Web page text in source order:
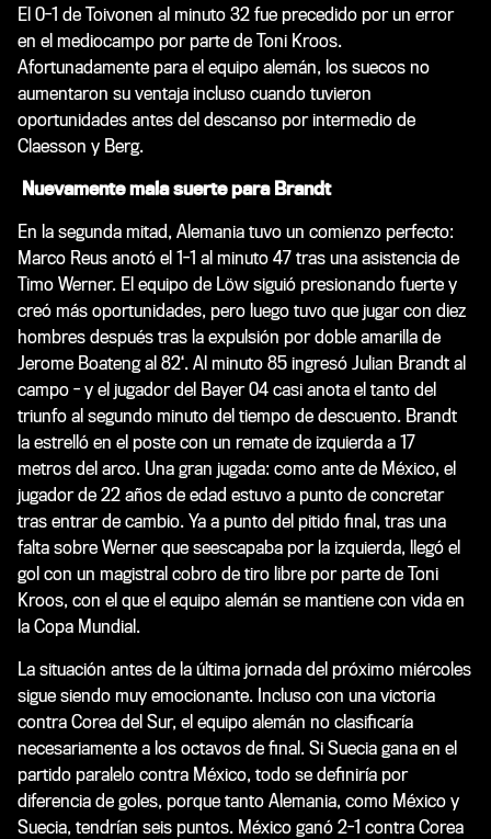
El 0-1 de Toivonen al minuto 32 fue precedido por un error
en el mediocampo por parte de Toni Kroos.
Afortunadamente para el equipo alemán, los suecos no
aumentaron su ventaja incluso cuando tuvieron
oportunidades antes del descanso por intermedio de
Claesson y Berg.
Nuevamente mala suerte para Brandt
En la segunda mitad, Alemania tuvo un comienzo perfecto:
Marco Reus anotó el 1-1 al minuto 47 tras una asistencia de
Timo Werner. El equipo de Löw siguió presionando fuerte y
creó más oportunidades, pero luego tuvo que jugar con diez
hombres después tras la expulsión por doble amarilla de
Jerome Boateng al 82‘. Al minuto 85 ingresó Julian Brandt al
campo - y el jugador del Bayer 04 casi anota el tanto del
triunfo al segundo minuto del tiempo de descuento. Brandt
la estrelló en el poste con un remate de izquierda a 17
metros del arco. Una gran jugada: como ante de México, el
jugador de 22 años de edad estuvo a punto de concretar
tras entrar de cambio. Ya a punto del pitido final, tras una
falta sobre Werner que seescapaba por la izquierda, llegó el
gol con un magistral cobro de tiro libre por parte de Toni
Kroos, con el que el equipo alemán se mantiene con vida en
la Copa Mundial.
La situación antes de la última jornada del próximo miércoles
sigue siendo muy emocionante. Incluso con una victoria
contra Corea del Sur, el equipo alemán no clasificaría
necesariamente a los octavos de final. Si Suecia gana en el
partido paralelo contra México, todo se definiría por
diferencia de goles, porque tanto Alemania, como México y
Suecia, tendrían seis puntos. México ganó 2-1 contra Corea